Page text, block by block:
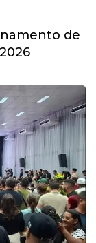
de